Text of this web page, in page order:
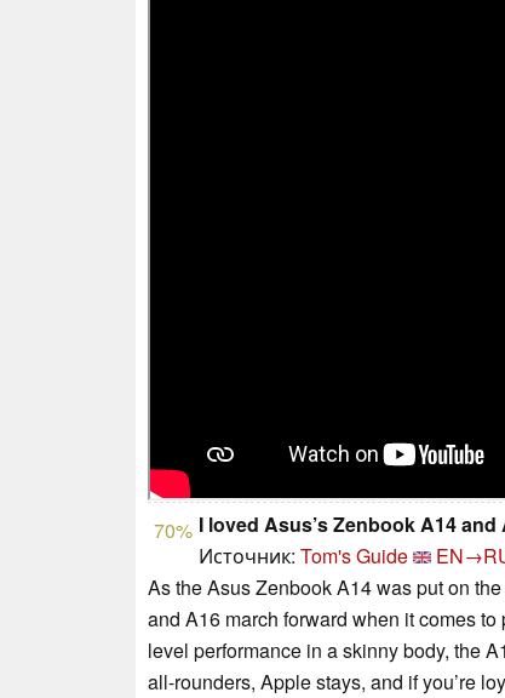
70% I loved Asus’s Zenbook A14
Источник: Tom's Guide
As the Asus Zenbook A14 was put on
and A16 march forward when it comes
level performance in a skinny body, the
all-rounders, Apple stays, and if you’re